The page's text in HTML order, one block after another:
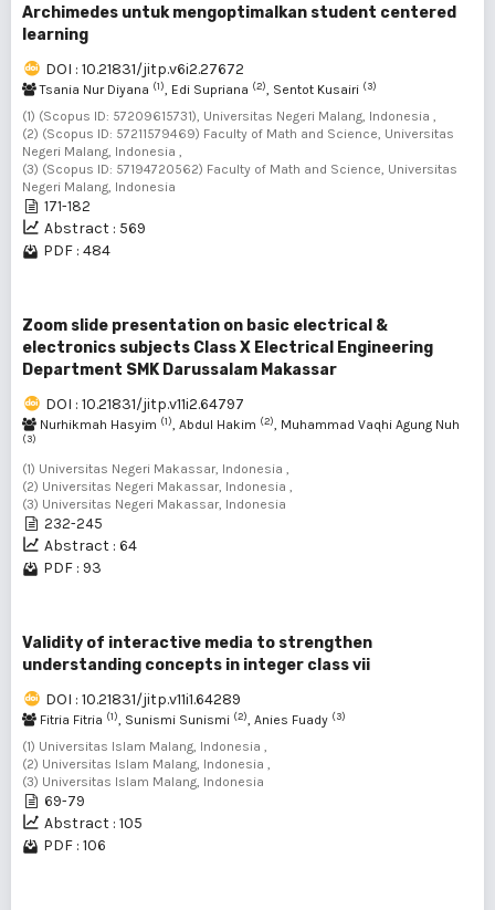
Archimedes untuk mengoptimalkan student centered
learning
DOI : 10.21831/jitp.v6i2.27672
Tsania Nur Diyana (1), Edi Supriana (2), Sentot Kusairi (3)
(1) (Scopus ID: 57209615731), Universitas Negeri Malang, Indonesia ,
(2) (Scopus ID: 57211579469) Faculty of Math and Science, Universitas
Negeri Malang, Indonesia ,
(3) (Scopus ID: 57194720562) Faculty of Math and Science, Universitas
Negeri Malang, Indonesia
171-182
Abstract : 569
PDF : 484
Zoom slide presentation on basic electrical &
electronics subjects Class X Electrical Engineering
Department SMK Darussalam Makassar
DOI : 10.21831/jitp.v11i2.64797
Nurhikmah Hasyim (1), Abdul Hakim (2), Muhammad Vaqhi Agung Nuh
(3)
(1) Universitas Negeri Makassar, Indonesia ,
(2) Universitas Negeri Makassar, Indonesia ,
(3) Universitas Negeri Makassar, Indonesia
232-245
Abstract : 64
PDF : 93
Validity of interactive media to strengthen
understanding concepts in integer class vii
DOI : 10.21831/jitp.v11i1.64289
Fitria Fitria (1), Sunismi Sunismi (2), Anies Fuady (3)
(1) Universitas Islam Malang, Indonesia ,
(2) Universitas Islam Malang, Indonesia ,
(3) Universitas Islam Malang, Indonesia
69-79
Abstract : 105
PDF : 106